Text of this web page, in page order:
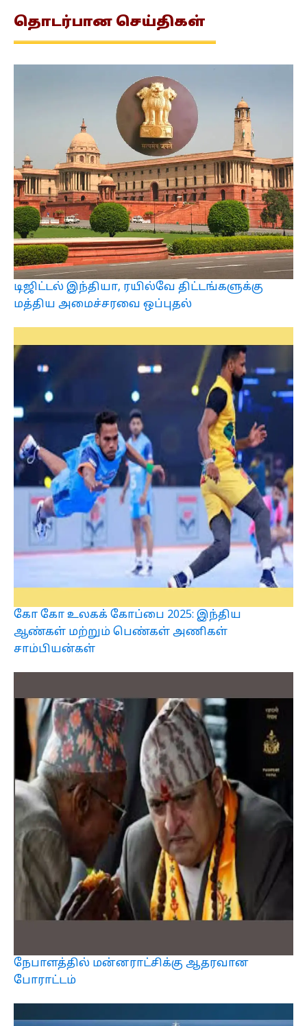
தொடர்பான செய்திகள்
டிஜிட்டல் இந்தியா, ரயில்வே திட்டங்களுக்கு
மத்திய அமைச்சரவை ஒப்புதல்
கோ கோ உலகக் கோப்பை 2025: இந்திய
ஆண்கள் மற்றும் பெண்கள் அணிகள்
சாம்பியன்கள்
நேபாளத்தில் மன்னராட்சிக்கு ஆதரவான
போராட்டம்